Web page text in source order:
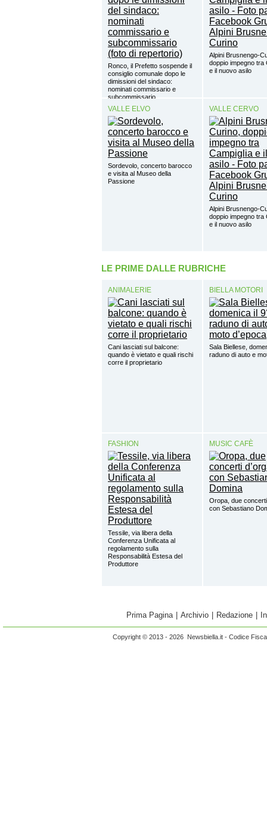
Ronco, il Prefetto sospende il
consiglio comunale dopo le
dimissioni del sindaco:
nominati commissario e
subcommissario
Alpini Brusnengo-
doppio impegno tra
e il nuovo asilo
VALLE ELVO
Sordevolo, concerto barocco
e visita al Museo della
Passione
VALLE CERVO
Alpini Brusnengo-
doppio impegno tra
e il nuovo asilo
LE PRIME DALLE RUBRICHE
ANIMALERIE
Cani lasciati sul balcone:
quando è vietato e quali rischi
corre il proprietario
BIELLA MOTORI
Sala Biellese,
raduno di auto e
FASHION
Tessile, via libera della
Conferenza Unificata al
regolamento sulla
Responsabilità Estesa del
Produttore
MUSIC CAFÈ
Oropa, due concerti
con Sebastiano
Prima Pagina Archivio Redazione
Copyright © 2013 - 2026 Newsbiella.it - Codice